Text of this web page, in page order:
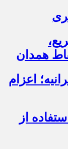
همدان
اعزام
از